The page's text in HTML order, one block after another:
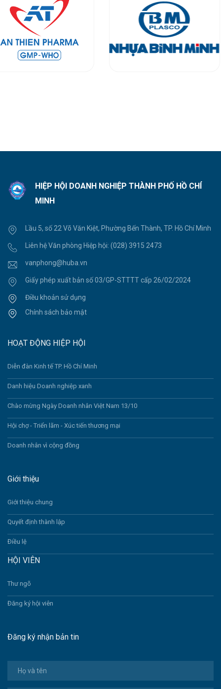
HIỆP HỘI DOANH NGHIỆP THÀNH PHỐ HỒ CHÍ
MINH
Lầu 5, số 22 Võ Văn Kiệt, Phường Bến Thành, TP. Hồ Chí Minh
Liên hệ Văn phòng Hiệp hội: (028) 3915 2473
vanphong@huba.vn
Giấy phép xuất bản số 03/GP-STTTT cấp 26/02/2024
Điều khoản sử dụng
Chính sách bảo mật
HOẠT ĐỘNG HIỆP HỘI
Diễn đàn Kinh tế TP. Hồ Chí Minh
Danh hiệu Doanh nghiệp xanh
Chào mừng Ngày Doanh nhân Việt Nam 13/10
Hội chợ - Triển lãm - Xúc tiến thương mại
Doanh nhân vì cộng đồng
Giới thiệu
Giới thiệu chung
Quyết định thành lập
Điều lệ
HỘI VIÊN
Thư ngõ
Đăng ký hội viên
Đăng ký nhận bản tin